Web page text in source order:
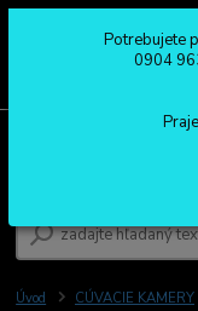
0904 963 527
Po - Pia: 08:00 - 16:00
Úvod CÚVACIE KAMERY
Potrebujete
0904